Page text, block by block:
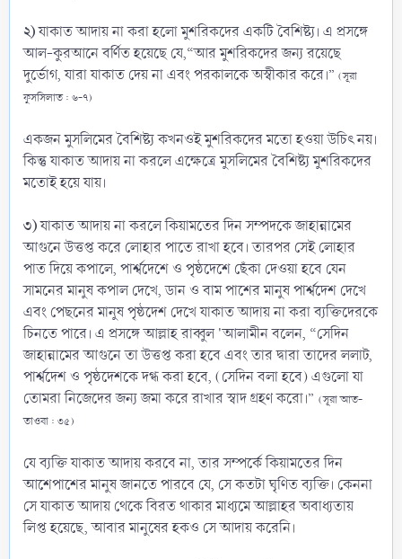
২)যাকাত আদায় না করা হলো মুশরিকদের একটি বৈশিষ্ট্য। এ প্রসঙ্গে
আল-কুরআনে বর্ণিত হয়েছে যে,“আর মুশরিকদের জন্য রয়েছে
দুর্ভোগ, যারা যাকাত দেয় না এবং পরকালকে অস্বীকার করে।” (সূরা
ফুসসিলাত : ৬-৭)
একজন মুসলিমের বৈশিষ্ট্য কখনওই মুশরিকদের মতো হওয়া উচিৎ নয়।
কিন্তু যাকাত আদায় না করলে এক্ষেত্রে মুসলিমের বৈশিষ্ট্য মুশরিকদের
মতোই হয়ে যায়।
৩)যাকাত আদায় না করলে কিয়ামতের দিন সম্পদকে জাহান্নামের
আগুনে উত্তপ্ত করে লোহার পাতে রাখা হবে। তারপর সেই লোহার
পাত দিয়ে কপালে, পার্শ্বদেশে ও পৃষ্ঠদেশে ছেঁকা দেওয়া হবে যেন
সামনের মানুষ কপাল দেখে, ডান ও বাম পাশের মানুষ পার্শ্বদেশ দেখে
এবং পেছনের মানুষ পৃষ্ঠদেশ দেখে যাকাত আদায় না করা ব্যক্তিদেরকে
চিনতে পারে। এ প্রসঙ্গে আল্লাহ রাব্বুল 'আলামীন বলেন, “সেদিন
জাহান্নামের আগুনে তা উত্তপ্ত করা হবে এবং তার দ্বারা তাদের ললাট,
পার্শ্বদেশ ও পৃষ্ঠদেশকে দগ্ধ করা হবে, (সেদিন বলা হবে) এগুলো যা
তোমরা নিজেদের জন্য জমা করে রাখার স্বাদ গ্রহণ করো।” (সূরা আত-
তাওবা : ৩৫)
যে ব্যক্তি যাকাত আদায় করবে না, তার সম্পর্কে কিয়ামতের দিন
আশেপাশের মানুষ জানতে পারবে যে, সে কতটা ঘৃণিত ব্যক্তি। কেননা
সে যাকাত আদায় থেকে বিরত থাকার মাধ্যমে আল্লাহর অবাধ্যতায়
লিপ্ত হয়েছে, আবার মানুষের হকও সে আদায় করেনি।